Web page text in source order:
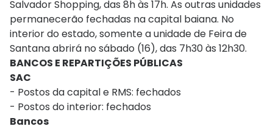
Salvador Shopping, das 8h às 17h. As outras unidades
permanecerão fechadas na capital baiana. No
interior do estado, somente a unidade de Feira de
Santana abrirá no sábado (16), das 7h30 às 12h30.
BANCOS E REPARTIÇÕES PÚBLICAS
SAC
- Postos da capital e RMS: fechados
- Postos do interior: fechados
Bancos